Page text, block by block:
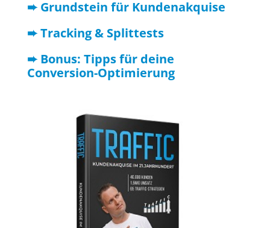
➨ Grundstein für Kundenakquise
➨ Tracking & Splittests
➨ Bonus: Tipps für deine
Conversion-Optimierung